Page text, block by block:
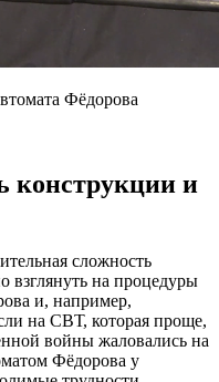
Фёдорова
конструкции и
сложность
взглянуть на процедуры
и, например,
на СВТ, которая проще,
войны жаловались на
Фёдорова у